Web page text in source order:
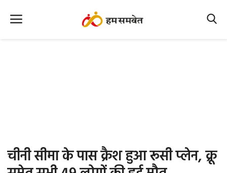
Office Office
चीनी सीमा के पास क्रैश हुआ रूसी प्लेन, क्रू